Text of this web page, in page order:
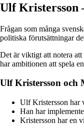
Ulf Kristersson
Frågan som många
politiska förutsättningar
Det är viktigt att notera
har ambitionen att spela
Ulf Kristersson och
Ulf Kristersson har
Han har
Kristersson har en